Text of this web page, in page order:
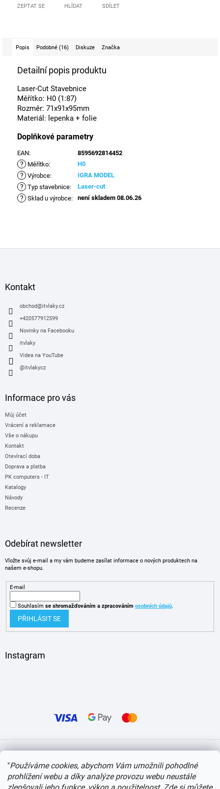
"Používáme cookies, abychom Vám umožnili pohodlné
prohlížení webu a díky analýze provozu webu neustále
ZEPTAT SE HLÍDAT SDÍLET
Popis Podobné (16) Diskuze Značka
Detailní popis produktu
Laser-Cut Stavebnice
Měřítko: H0 (1:87)
Rozměr: 71x91x95mm
Materiál: lepenka + folie
Doplňkové parametry
EAN: 8595692814452
? Měřítko: H0
? Výrobce: IGRA MODEL
? Typ stavebnice: Laser-cut
? Sklad u výrobce: není skladem 08.06.26
Kontakt
obchod@itvlaky.cz
+420577912599
Novinky na Facebooku
itvlaky
Videa na YouTube
@itvlakycz
Informace pro vás
Můj účet
Vrácení a reklamace
Vše o nákupu
Kontakt
Otevírací doba
Doprava a platba
PK computers - IT
Katalogy
Návody
Recenze
Odebírat newsletter
Vložte svůj e-mail a my vám budeme zasílat informace o nových produktech na
našem e-shopu.
E-mail
Souhlasím se shromažďováním a zpracováním osobních údajů.
PŘIHLÁSIT SE
Instagram
Copyright 2026itvlaky.cz . Všechna práva vyhrazena. Upravit nastavení cookies